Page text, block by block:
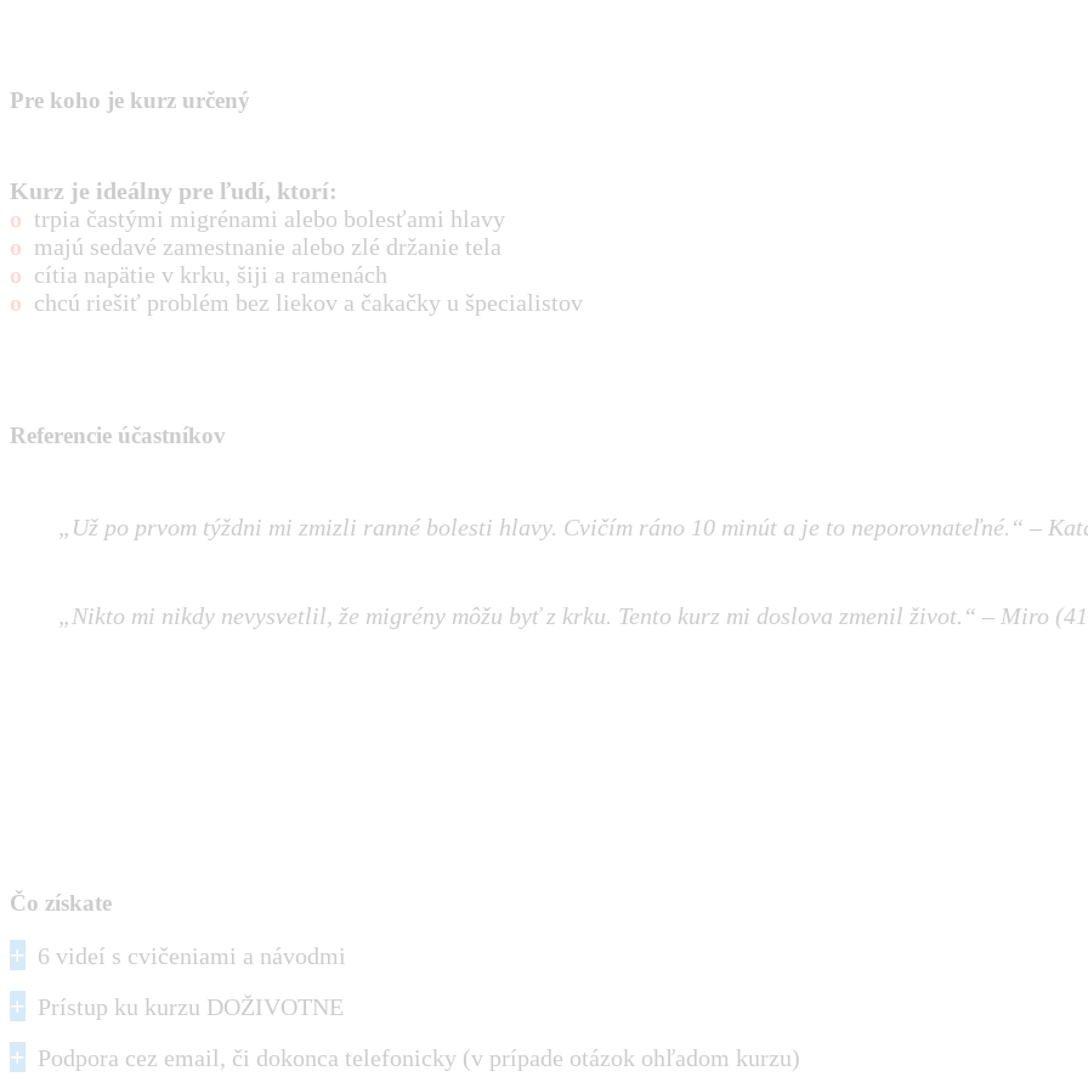
Pre koho je kurz určený
Kurz je ideálny pre ľudí, ktorí:
o trpia častými migrénami alebo bolesťami hlavy
o majú sedavé zamestnanie alebo zlé držanie tela
o cítia napätie v krku, šiji a ramenách
o chcú riešiť problém bez liekov a čakačky u špecialistov
Referencie účastníkov
„Už po prvom týždni mi zmizli ranné bolesti hlavy. Cvičím ráno 10 minút a je to neporovnateľné.“ –
„Nikto mi nikdy nevysvetlil, že migrény môžu byť z krku. Tento kurz mi doslova zmenil život.“ – Miro
Čo získate
+ 6 videí s cvičeniami a návodmi
+ Prístup ku kurzu DOŽIVOTNE
+ Podpora cez email, či dokonca telefonicky (v prípade otázok ohľadom kurzu)